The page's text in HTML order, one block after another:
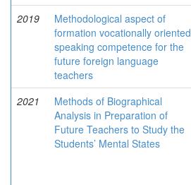
2019
Methodological aspect of
formation vocationally oriented
speaking competence for the
future foreign language
teachers
2021
Methods of Biographical
Analysis in Preparation of
Future Teachers to Study the
Students’ Mental States